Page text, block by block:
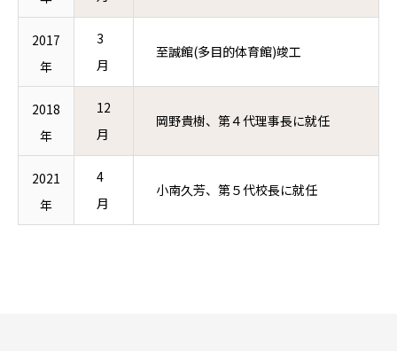
2017
年
3
月
至誠館(多目的体育館)竣工
2018
年
12
月
岡野貴樹、第４代理事長に就任
2021
年
4
月
小南久芳、第５代校長に就任